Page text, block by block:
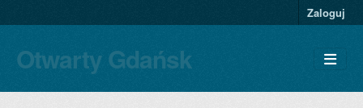
Zaloguj
Otwarty Gdańsk